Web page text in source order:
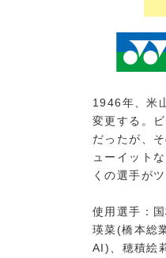
1946年、米
変更する。
だったが、
ューイット
くの選手が
使用選手：
瑛菜(橋本総
AI)、穂積絵